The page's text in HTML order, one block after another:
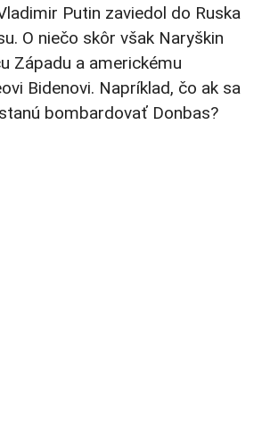
Putin zaviedol do Ruska
O niečo skôr však Naryškin
Západu a americkému
Bidenovi. Napríklad, čo ak sa
bombardovať Donbas?